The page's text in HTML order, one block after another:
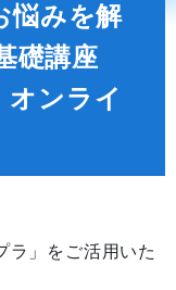
悩みを解
礎講座
オンライ
ラ」をご活用いた